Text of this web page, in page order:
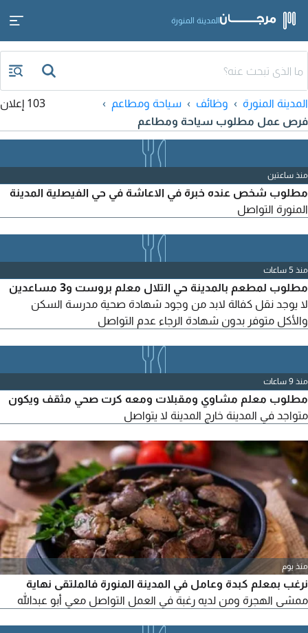
المدينة المنورة
المدينة المنورة وظائف
سياحة ومطاعم
فرص عمل مطلوب سياحة ومطاعم
103 إعلان
منذ ساعتين
مطلوب شخص عنده خبرة في الاعاشة في حي الفيصلية المدينة
المنورة التواصل
منذ 5 ساعات
مطلوب لمطعم بالمدينة حي التلال معلم بروست و3 مساعدين
لا يوجد نقل كفالة لابد من وجود شهادة صحية مدرسة السكن
والأكل متوفر بدون شهادة الرجاء عدم التواصل
منذ 9 ساعات
مطلوب معلم مشاوي ومقبلات ومعه كرت صحي مثقف ويكون
متواجد في المدينة خارج المدينة لا يتواصل
منذ يوم
نرغب بمعلم كبدة وعامل في المدينة المنورة فالملتقى نهاية
ممشى الهجرة ومن لديه رغبة في العمل التواصل معي أبو عبدالله